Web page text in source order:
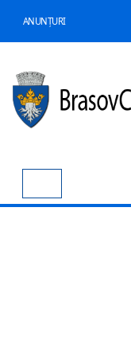
ANUNȚURI